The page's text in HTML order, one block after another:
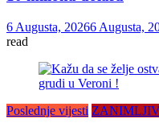
6 Augusta, 20266 Augusta,
read
Poslednje vijesti